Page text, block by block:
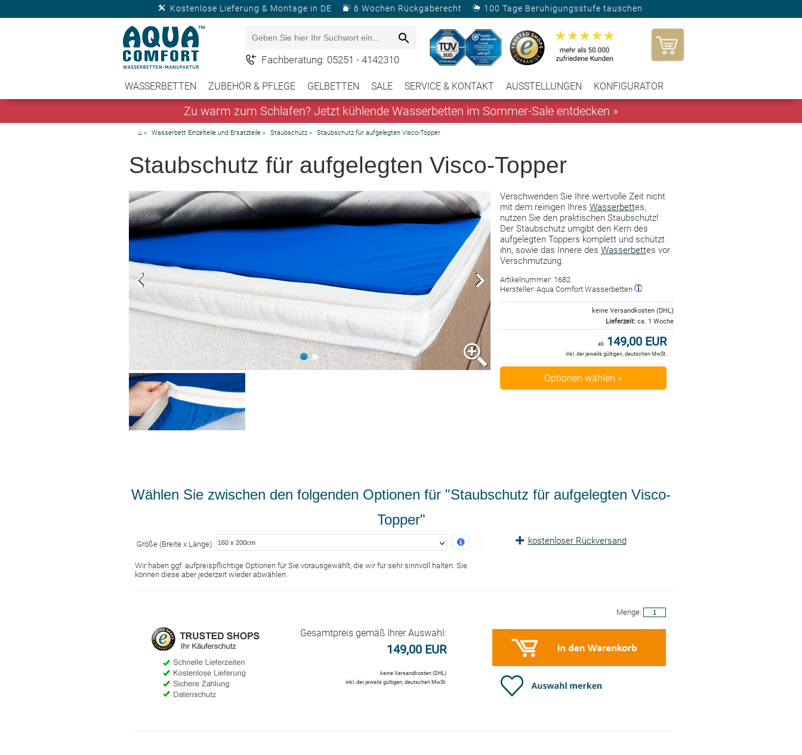
Kostenlose Lieferung & Montage in DE 6 Wochen Rückgaberecht 100 Tage Beruhigungsstufe tauschen
Fachberatung: 05251 - 4142310
WASSERBETTEN ZUBEHÖR & PFLEGE GELBETTEN SALE SERVICE & KONTAKT AUSSTELLUNGEN KONFIGURATOR
Zu warm zum Schlafen? Jetzt kühlende Wasserbetten im Sommer-Sale entdecken »
⌂ » Wasserbett Einzelteile und Ersatzteile» Staubschutz» Staubschutz für aufgelegten Visco-Topper
Staubschutz für aufgelegten Visco-Topper
Verschwenden Sie Ihre wertvolle Zeit nicht
mit dem reinigen Ihres Wasserbettes,
nutzen Sie den praktischen Staubschutz!
Der Staubschutz umgibt den Kern des
aufgelegten Toppers komplett und schützt
ihn, sowie das Innere des Wasserbettes vor
Verschmutzung.
Artikelnummer: 1682
Hersteller: Aqua Comfort Wasserbetten
keine Versandkosten (DHL)
Lieferzeit:ca. 1 Woche
ab 149,00 EUR
inkl. der jeweils gültigen, deutschen MwSt.
Optionen wählen »
Wählen Sie zwischen den folgenden Optionen für "Staubschutz für aufgelegten Visco-
Topper"
kostenloser Rückversand
Größe (Breite x Länge):
Wir haben ggf. aufpreispflichtige Optionen für Sie vorausgewählt, die wir für sehr sinnvoll halten. Sie
können diese aber jederzeit wieder abwählen.
Gesamtpreis gemäß Ihrer Auswahl:
149,00 EUR
keine Versandkosten (DHL)
inkl. der jeweils gültigen, deutschen MwSt.
Menge: